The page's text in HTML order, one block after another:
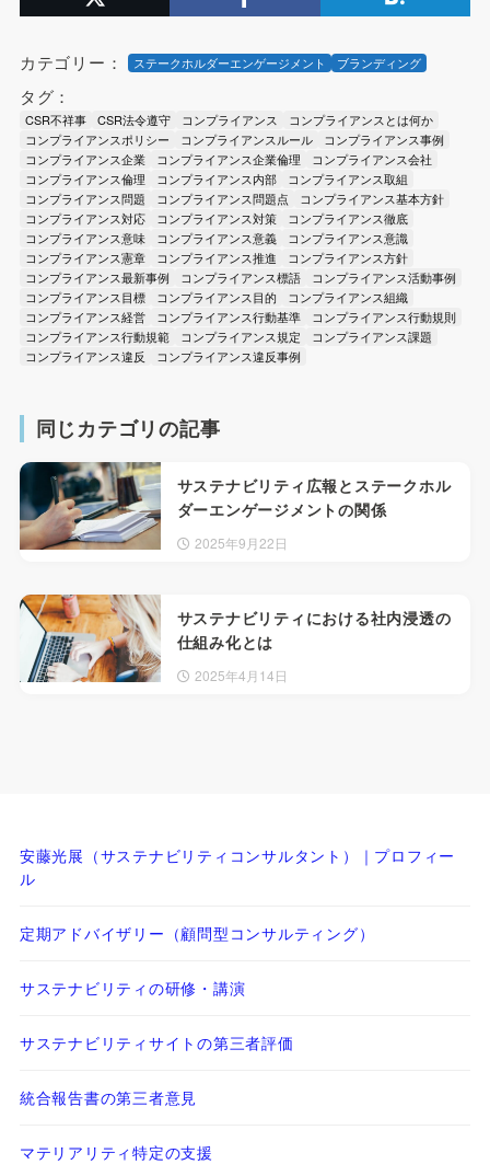
カテゴリー： ステークホルダーエンゲージメント ブランディング
タグ：
CSR不祥事 CSR法令遵守 コンプライアンス
コンプライアンスとは何か
コンプライアンスポリシー
コンプライアンスルール
コンプライアンス事例
コンプライアンス企業
コンプライアンス企業倫理
コンプライアンス会社
コンプライアンス倫理
コンプライアンス内部
コンプライアンス取組
コンプライアンス問題
コンプライアンス問題点
コンプライアンス基本方針
コンプライアンス対応
コンプライアンス対策
コンプライアンス徹底
コンプライアンス意味
コンプライアンス意義
コンプライアンス意識
コンプライアンス憲章
コンプライアンス推進
コンプライアンス方針
コンプライアンス最新事例
コンプライアンス標語
コンプライアンス活動事例
コンプライアンス目標
コンプライアンス目的
コンプライアンス組織
コンプライアンス経営
コンプライアンス行動基準
コンプライアンス行動規則
コンプライアンス行動規範
コンプライアンス規定
コンプライアンス課題
コンプライアンス違反
コンプライアンス違反事例
同じカテゴリの記事
サステナビリティ広報とステークホル
ダーエンゲージメントの関係
2025年9月22日
サステナビリティにおける社内浸透の
仕組み化とは
2025年4月14日
安藤光展（サステナビリティコンサルタント）｜プロフィー
ル
定期アドバイザリー（顧問型コンサルティング）
サステナビリティの研修・講演
サステナビリティサイトの第三者評価
統合報告書の第三者意見
マテリアリティ特定の支援